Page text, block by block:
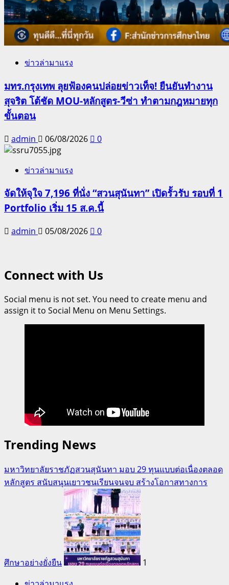
ข่าวล่ามาแรง
มทร.กรุงเทพ ลุยฟ้องคนปล่อยข่าวเท็จ! ยืนยันทำงาน
สุจริต โต้ชัด MOU-หลักสูตร-วีซ่า ทำตามกฎหมายทุก
ขั้นตอน
admin 06/08/2026 0
ข่าวล่ามาแรง
จัดให้จุใจ 7,196 ที่นั่ง “สวนสุนันทา” เปิดรั้วรับ รอบที่ 1
Portfolio เริ่ม 15 ส.ค.นี้
admin 05/08/2026 0
Connect with Us
Social menu is not set. You need to create menu and
assign it to Social Menu on Menu Settings.
Trending News
มหาวิทยาลัยราชภัฏสวนสุนันทา มอบ 29 ทุนแบบต่อเนื่องตลอด
หลักสูตร สนับสนุนเยาวชนเรียนจนจบ สร้างโอกาสทางการ
ศึกษาอย่างยั่งยืน
1